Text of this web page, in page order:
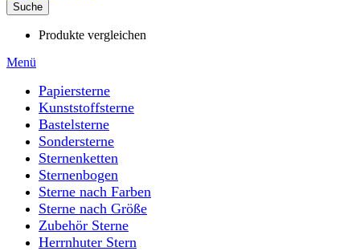
Suche
Produkte vergleichen
Menü
Papiersterne
Kunststoffsterne
Bastelsterne
Sondersterne
Sternenketten
Sternenbogen
Sterne nach Farben
Sterne nach Größe
Zubehör Sterne
Herrnhuter Stern